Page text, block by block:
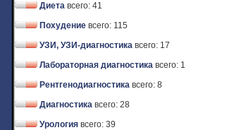
Диета всего: 41
Похудение всего: 115
УЗИ, УЗИ-диагностика всего: 17
Лабораторная диагностика всего: 1
Рентгенодиагностика всего: 8
Диагностика всего: 28
Урология всего: 39